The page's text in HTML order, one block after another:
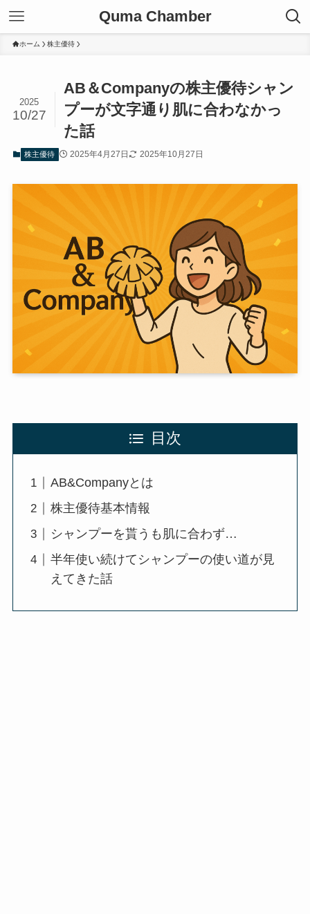
Quma Chamber
ホーム 株主優待
AB＆Companyの株主優待シャン
プーが文字通り肌に合わなかっ
た話
2025
10/27
株主優待 2025年4月27日 2025年10月27日
目次
AB&Companyとは
株主優待基本情報
シャンプーを貰うも肌に合わず…
半年使い続けてシャンプーの使い道が見
えてきた話